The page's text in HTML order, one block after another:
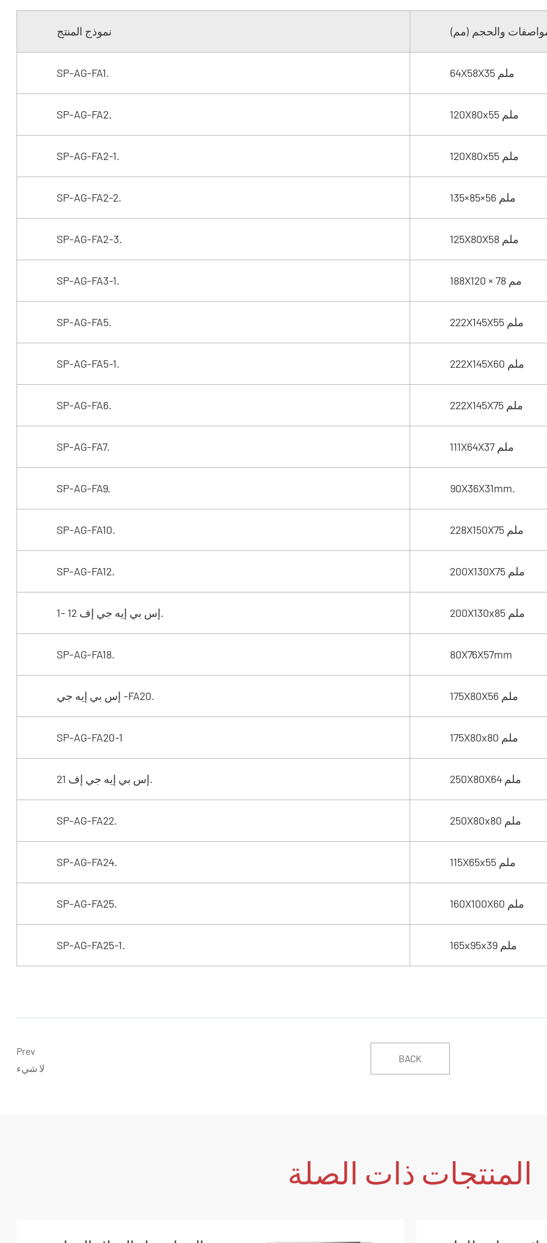
نموذج المنتج والحجم (مم)
SP-AG-FA1. 64X58X35 ملم
SP-AG-FA2. 120X80x55 ملم
SP-AG-FA2-1. 120X80x55 ملم
SP-AG-FA2-2. 135×85×56 ملم
SP-AG-FA2-3. 125X80X58 ملم
SP-AG-FA3-1. 188X120 × 78 مم
SP-AG-FA5. 222X145X55 ملم
SP-AG-FA5-1. 222X145X60 ملم
SP-AG-FA6. 222X145X75 ملم
SP-AG-FA7. 111X64X37 ملم
SP-AG-FA9. 90X36X31mm.
SP-AG-FA10. 228X150X75 ملم
SP-AG-FA12. 200X130X75 ملم
إس بي إيه جي إف 12 -1. 200X130x85 ملم
SP-AG-FA18. 80X76X57mm
إس بي إيه جي -FA20. 175X80X56 ملم
SP-AG-FA20-1 175X80x80 ملم
إس بي إيه جي إف 21. 250X80X64 ملم
SP-AG-FA22. 250X80x80 ملم
SP-AG-FA24. 115X65x55 ملم
SP-AG-FA25. 160X100X60 ملم
SP-AG-FA25-1. 165x95x39 ملم
Prev
لا شيء
BACK
المنتجات ذات الصلة